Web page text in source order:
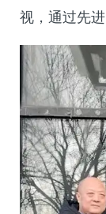
视，通过先